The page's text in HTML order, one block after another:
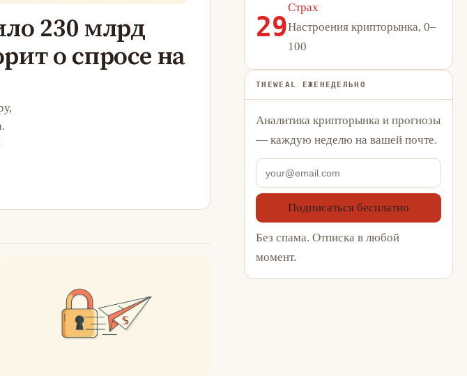
230 млрд
о спросе на
29
Страх
Настроения крипторынка, 0–
100
THEWEAL ЕЖЕНЕДЕЛЬНО
Аналитика крипторынка и прогнозы
— каждую неделю на вашей почте.
Подписаться бесплатно
Без спама. Отписка в любой
момент.